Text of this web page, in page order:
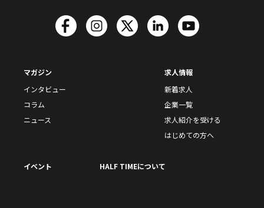
マガジン
インタビュー
コラム
ニュース
求人情報
新着求人
企業一覧
求人紹介を受ける
はじめての方へ
イベント HALF TIMEについて